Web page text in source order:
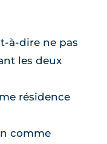
à-dire ne pas
les deux
résidence
comme